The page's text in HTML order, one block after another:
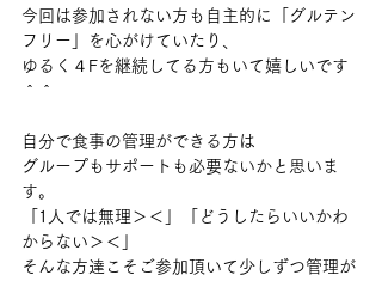
今回は参加されない方も自主的に「グルテン
フリー」を心がけていたり、
ゆるく４Fを継続してる方もいて嬉しいです
＾＾
自分で食事の管理ができる方は
グループもサポートも必要ないかと思いま
す。
「1人では無理＞＜」「どうしたらいいかわ
からない＞＜」
そんな方達こそご参加頂いて少しずつ管理が